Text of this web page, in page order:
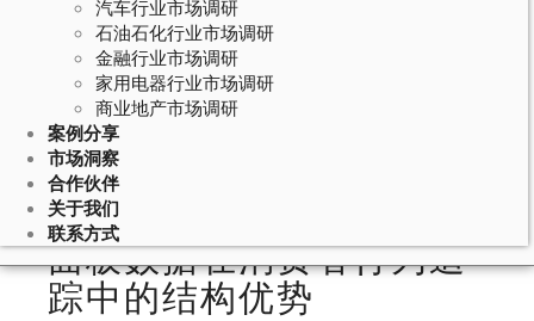
汽车行业市场调研
石油石化行业市场调研
金融行业市场调研
家用电器行业市场调研
商业地产市场调研
案例分享
市场洞察
合作伙伴
关于我们
联系方式
June 6, 2026
消费者行为追踪的面板数据分析：重
复测量方差分析和固定效应模型的行
面板数据在消费者行为追
踪中的结构优势